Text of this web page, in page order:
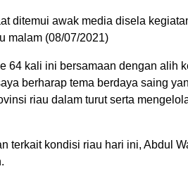
ditemui awak media disela
malam (08/07/2021)
64 kali ini bersamaan dengan alih
berharap tema berdaya saing
riau dalam turut serta
terkait kondisi riau hari ini, Abdul